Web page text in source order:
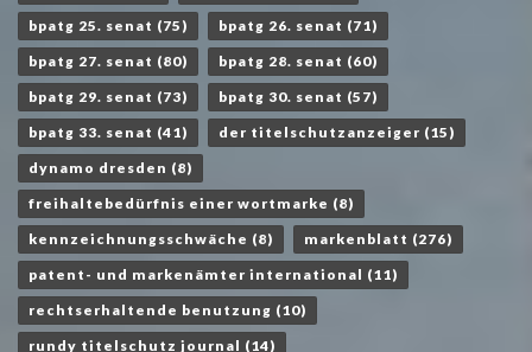
bpatg 25. senat (75) bpatg 26. senat (71)
bpatg 27. senat (80) bpatg 28. senat (60)
bpatg 29. senat (73) bpatg 30. senat (57)
bpatg 33. senat (41) der titelschutzanzeiger (15)
dynamo dresden (8)
freihaltebedürfnis einer wortmarke (8)
kennzeichnungsschwäche (8) markenblatt (276)
patent- und markenämter international (11)
rechtserhaltende benutzung (10)
rundy titelschutz journal (14)